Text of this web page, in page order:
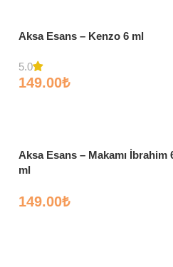
Aksa Esans – Kenzo 6 ml
5.0
149.00₺
Aksa Esans – Makamı İbrahim
ml
149.00₺